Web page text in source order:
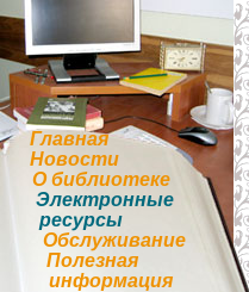
Главная
Новости
О библиотеке
Электронные
ресурсы
Обслуживание
Полезная
информация